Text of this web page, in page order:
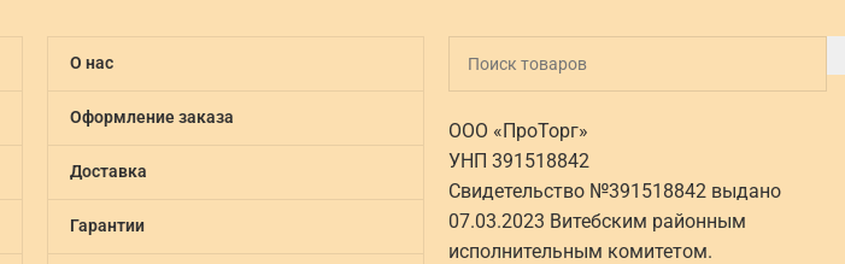
О нас
Оформление заказа
Доставка
Гарантии
ООО «ПроТорг»
УНП 391518842
Свидетельство №391518842 выдано
07.03.2023 Витебским районным
исполнительным комитетом.